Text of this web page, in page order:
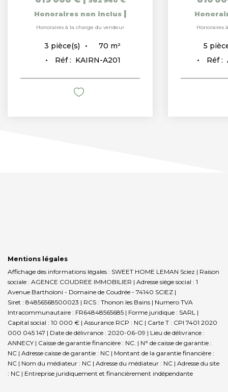
Honoraires non inclus |
Honoraires à la charge du vendeur
3 pièce(s) 70 m²
Réf : KAIRN-A201
Honoraires
5
Réf :
Mentions légales
Affichage des informations légales : SWEET HOME LEMAN Sciez | Raison
sociale : AGENCE COUDREE IMMOBILIER | Adresse siège social : 1
Avenue Bartholoni - Domaine de Coudrée - 74140 SCIEZ |
Siret : 84856568500023 | RCS : Thonon les Bains | Numero TVA
Intracommunautaire : FR64848565685 | Forme juridique : SARL |
Capital social : 10 000 € | Assurance RCP : NC | Carte T : CPI 7401 2020
000 045 147 | Date de délivrance : 2020-06-09 | Lieu de délivrance :
ANNECY | Caisse de garantie financière : NC. | N° de caisse de garantie :
NC | Adresse caisse de garantie : NC | Montant de la garantie financière :
NC | Nom du médiateur : NC | Adresse du médiateur : NC | Adresse du site
: NC | Entreprise juridiquement et financièrement indépendante